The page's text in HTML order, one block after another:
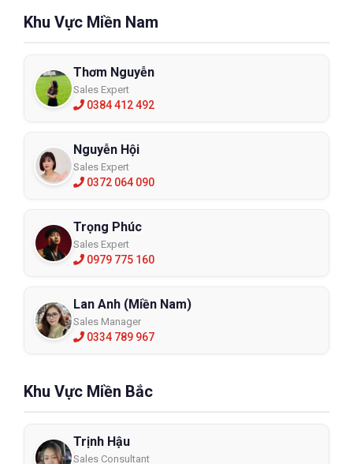
Khu Vực Miền Nam
Thơm Nguyễn
Sales Expert
0384 412 492
Nguyễn Hội
Sales Expert
0372 064 090
Trọng Phúc
Sales Expert
0979 775 160
Lan Anh (Miền Nam)
Sales Manager
0334 789 967
Khu Vực Miền Bắc
Trịnh Hậu
Sales Consultant